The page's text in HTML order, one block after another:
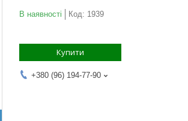
В наявності Код: 1939
Купити
+380 (96) 194-77-90